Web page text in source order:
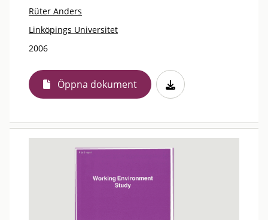
Rüter Anders
Linköpings Universitet
2006
Öppna dokument